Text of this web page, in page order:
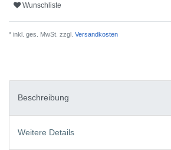
Wunschliste
* inkl. ges. MwSt. zzgl. Versandkosten
Beschreibung
Weitere Details